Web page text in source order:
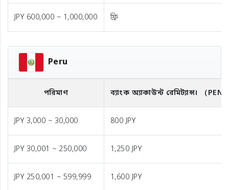
JPY 600,000 ~ 1,000,000 ফ্রি
Peru
পরিমাণ ব্যাংক অ্যাকাউন্ট রেমিট্যান্স। （PEN
JPY 3,000 ~ 30,000 800 JPY
JPY 30,001 ~ 250,000 1,250 JPY
JPY 250,001 ~ 599,999 1,600 JPY